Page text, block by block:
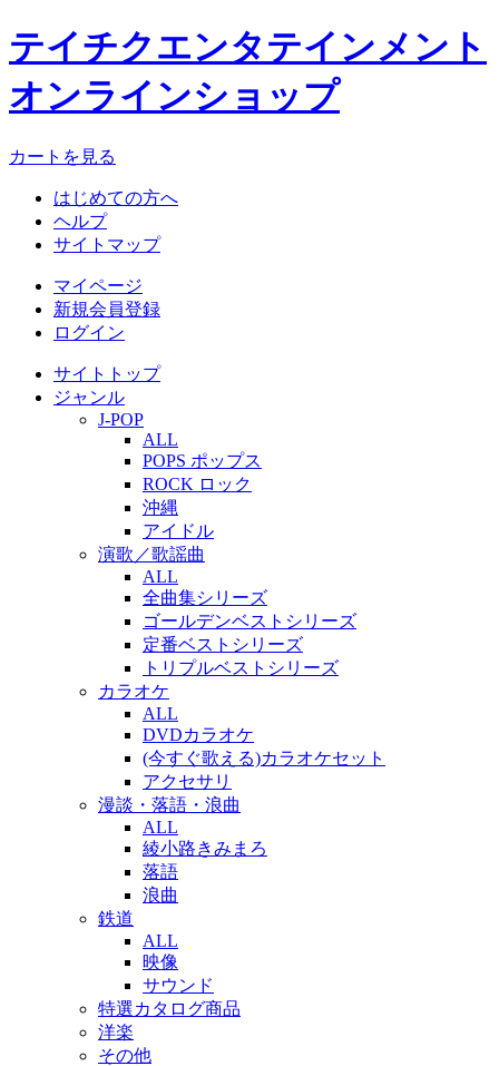
テイチクエンタテインメント
オンラインショップ
カートを見る
はじめての方へ
ヘルプ
サイトマップ
マイページ
新規会員登録
ログイン
サイトトップ
ジャンル
J-POP
ALL
POPS ポップス
ROCK ロック
沖縄
アイドル
演歌／歌謡曲
ALL
全曲集シリーズ
ゴールデンベストシリーズ
定番ベストシリーズ
トリプルベストシリーズ
カラオケ
ALL
DVDカラオケ
(今すぐ歌える)カラオケセット
アクセサリ
漫談・落語・浪曲
ALL
綾小路きみまろ
落語
浪曲
鉄道
ALL
映像
サウンド
特選カタログ商品
洋楽
その他